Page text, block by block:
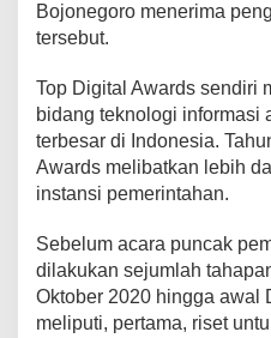
Bojonegoro menerima
tersebut.
Top Digital Awards sendiri
bidang teknologi informasi
terbesar di Indonesia.
Awards melibatkan lebih
instansi pemerintahan.
Sebelum acara puncak
dilakukan sejumlah
Oktober 2020 hingga awal
meliputi, pertama, riset